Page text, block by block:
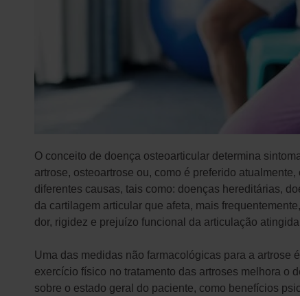
O conceito de doença osteoarticular determina
artrose, osteoartrose ou, como é preferido
diferentes causas, tais como: doenças hereditárias,
da cartilagem articular que afeta, mais
dor, rigidez e prejuízo funcional da articulação
Uma das medidas não farmacológicas para a artrose
exercício físico no tratamento das artroses melhora o
sobre o estado geral do paciente, como benefícios